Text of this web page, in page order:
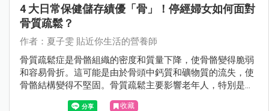
4 大日常保健儲存績優「骨」！停經婦女如何面對
骨質疏鬆？
作者：夏子雯 貼近你生活的營養師
骨質疏鬆症是骨骼組織的密度和質量下降，使骨骼變得脆弱
和容易骨折。這可能是由於骨頭中鈣質和礦物質的流失，使
骨骼結構變得不堅固。骨質疏鬆主要影響老年人，特別是女
性，但也可能在其他人群中發生。
收藏